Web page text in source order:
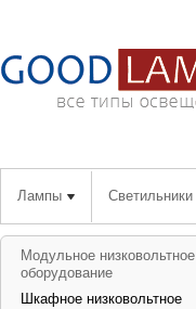
Лампы Светильники
Модульное низковольтное
оборудование
Шкафное низковольтное